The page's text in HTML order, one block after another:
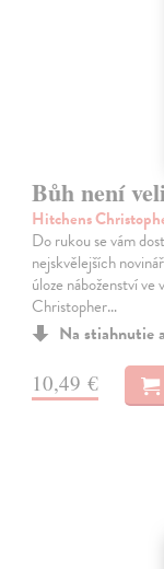
Bůh není
Hitchens
Do rukou se vám
nejskvělejších
úloze náboženství ve
Christopher…
Na stiahnutie
10,49 €